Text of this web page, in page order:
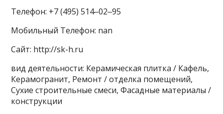
Телефон: +7 (495) 514‒02‒95
Мобильный Телефон: nan
Сайт: http://sk-h.ru
вид деятельности: Керамическая плитка / Кафель,
Керамогранит, Ремонт / отделка помещений,
Сухие строительные смеси, Фасадные материалы /
конструкции